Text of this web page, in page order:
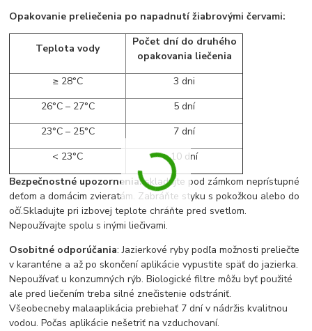
Opakovanie preliečenia po napadnutí žiabrovými červami:
Teplota vody
Počet dní do druhého
opakovania liečenia
≥ 28°C
3 dni
26°C – 27°C
5 dní
23°C – 25°C
7 dní
< 23°C
10 dní
Bezpečnostné upozornenia:skladujte pod zámkom neprístupné
deťom a domácim zvieratám. Zabráňte styku s pokožkou alebo do
očí.Skladujte pri izbovej teplote chráňte pred svetlom.
Nepoužívajte spolu s inými liečivami.
Osobitné odporúčania: Jazierkové ryby podľa možnosti preliečte
v karanténe a až po skončení aplikácie vypustite späť do jazierka.
Nepoužívať u konzumných rýb. Biologické filtre môžu byť použité
ale pred liečením treba silné znečistenie odstrániť.
Všeobecneby malaaplikácia prebiehať 7 dní v nádržis kvalitnou
vodou. Počas aplikácie nešetriť na vzduchovaní.